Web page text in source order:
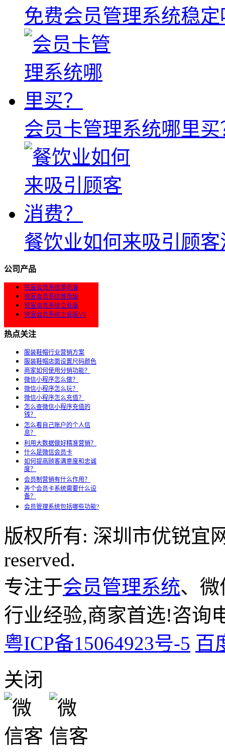
免费会员管理系统稳定
会员卡管理系统哪里买
餐饮业如何来吸引顾
公司产品
锐宜会员系统单机版
锐宜会员系统普及版
锐宜会员系统企业版
锐宜会员系统企业版V8
热点关注
服装鞋帽行业营销方案
服装鞋帽店面设置尺码颜色
商家如何使用分销功能？
微信小程序怎么做？
微信小程序怎么玩？
微信小程序怎么充值？
怎么查微信小程序充值的
钱？
怎么看自己账户的个人信
息？
利用大数据做好精准营销？
什么是微信会员卡
如何提高顾客满意度和忠诚
度？
会员制营销有什么作用？
弄个会员卡系统需要什么设
备？
会员管理系统包括哪些功能?
版权所有: 深圳市优锐宜
reserved.
专注于会员管理系统、
行业经验,商家首选!咨询
粤ICP备15064923号-5 百
关闭